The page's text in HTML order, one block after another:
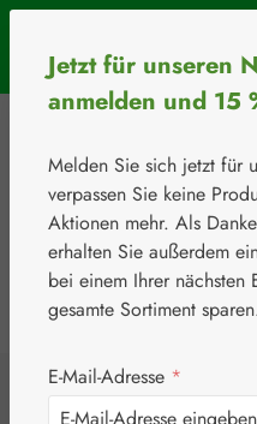
RabattcodeBIOS55 € Rabatt
⚘ Informationen
Jetzt für unseren
anmelden und 15
Melden Sie sich jetzt für
verpassen Sie keine
Aktionen mehr. Als
erhalten Sie außerdem
bei einem Ihrer nächsten
gesamte Sortiment
E-Mail-Adresse *